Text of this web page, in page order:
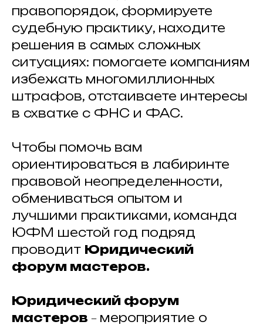
правопорядок, формируете
судебную практику, находите
решения в самых сложных
ситуациях: помогаете компаниям
избежать многомиллионных
штрафов, отстаиваете интересы
в схватке с ФНС и ФАС.
Чтобы помочь вам
ориентироваться в лабиринте
правовой неопределенности,
обмениваться опытом и
лучшими практиками, команда
ЮФМ шестой год подряд
проводит Юридический
форум мастеров.
Юридический форум
мастеров – мероприятие о